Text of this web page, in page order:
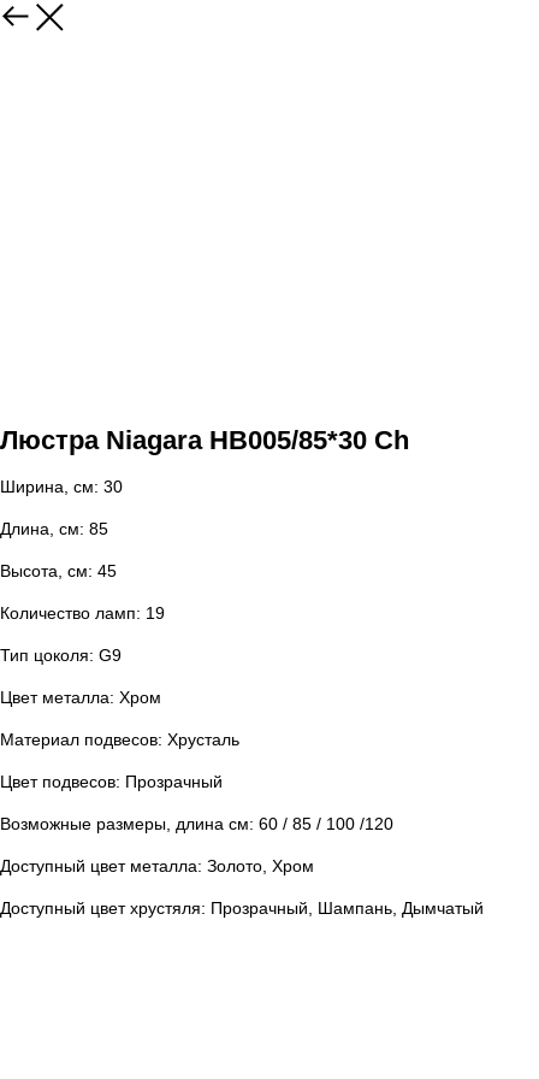
Люстра Niagara HB005/85*30 Ch
Ширина, см: 30
Длина, см: 85
Высота, см: 45
Количество ламп: 19
Тип цоколя: G9
Цвет металла: Хром
Материал подвесов: Хрусталь
Цвет подвесов: Прозрачный
Возможные размеры, длина см: 60 / 85 / 100 /120
Доступный цвет металла: Золото, Хром
Доступный цвет хрустяля: Прозрачный, Шампань, Дымчатый